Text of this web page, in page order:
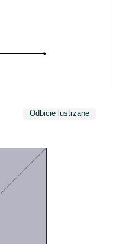
Odbicie lustrzane